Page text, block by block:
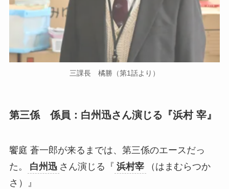
三課長 橘勝（第1話より）
第三係 係員：白州迅さん演じる『浜村 宰』
饗庭 蒼一郎が来るまでは、第三係のエースだっ
た。
白州迅 さん演じる『 浜村宰
（はまむらつか
さ）』